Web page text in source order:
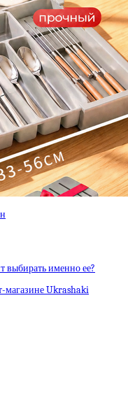
выбирать именно ее?
магазине Ukrashaki